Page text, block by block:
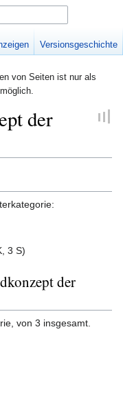
von Seiten ist nur als
der
3 S)
der
von 3 insgesamt.
Versionsgeschichte